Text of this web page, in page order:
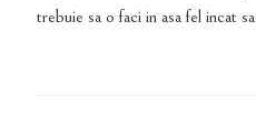
trebuie sa o faci in asa fel incat